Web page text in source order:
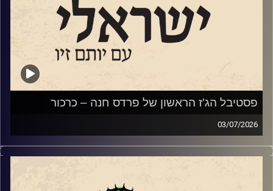
החדש שלו עם הזמרת טיירני טוסון.
סיימנו עם סינגל
מתוך האלבום החדש של המלחין והחצוצרן איתמר בורוכוב.
קרדיט תמונות:רותם בר-אילן
פסטיבל הג'ז הראשון של פרדס חנה – כרכור
03/07/2026
השבוע, הקדשנו את התוכנית לפסטיבל הג'ז הראשון של פרדס
חנה כרכור שייפתח את שעריו בשבוע הבא בין ה 7-9.7.